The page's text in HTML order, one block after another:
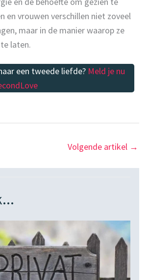
en vrouwen verschillen niet zoveel
maar in de manier waarop ze
laten.
een tweede liefde? Meld je nu
Volgende artikel →